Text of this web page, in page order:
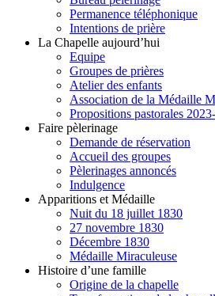
Permanence téléphonique
Intentions de prière
La Chapelle aujourd’hui
Equipe
Groupes de prières
Atelier des enfants
Association de la Médaille
Propositions pastorales
Faire pèlerinage
Demande de réservation
Accueil des groupes
Pèlerinages annoncés
Indulgence
Apparitions et Médaille
Nuit du 18 juillet 1830
27 novembre 1830
Décembre 1830
Médaille Miraculeuse
Histoire d’une famille
Origine de la chapelle